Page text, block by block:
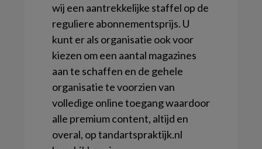
wij een aantrekkelijke staffel op de
reguliere abonnementsprijs. U
kunt er als organisatie ook voor
kiezen om een aantal magazines
aan te schaffen en de gehele
organisatie te voorzien van
volledige online toegang waardoor
alle premium content, altijd en
overal, op tandartspraktijk.nl